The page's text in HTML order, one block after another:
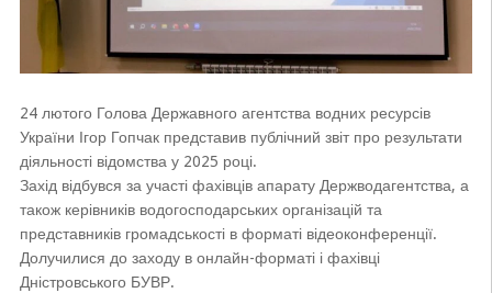
24 лютого Голова Державного агентства водних ресурсів
України Ігор Гопчак представив публічний звіт про результати
діяльності відомства у 2025 році.
Захід відбувся за участі фахівців апарату Держводагентства, а
також керівників водогосподарських організацій та
представників громадськості в форматі відеоконференції.
Долучилися до заходу в онлайн-форматі і фахівці
Дністровського БУВР.